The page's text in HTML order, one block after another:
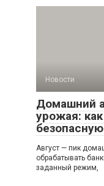
Новости
Домашний
урожая:
Август — пик
обрабатывать
заданный режим,